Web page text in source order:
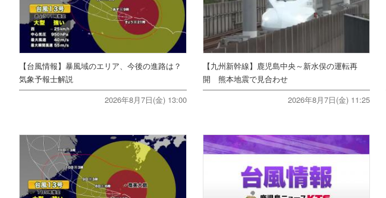
【台風情報】暴風域のエリア、今後の進路は？
気象予報士解説
2026年8月7日(金) 13:00
【九州新幹線】鹿児島中央～新水俣の運転再
開 熊本地震で見合わせ
2026年8月7日(金) 11:25